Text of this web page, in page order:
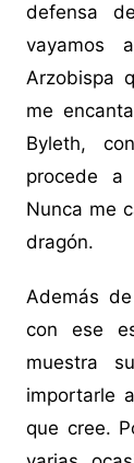
defensa
vayamos
Arzobispa
me
Byleth,
procede a
Nunca me
dragón.
Además
con ese
muestra
importarle
que cree.